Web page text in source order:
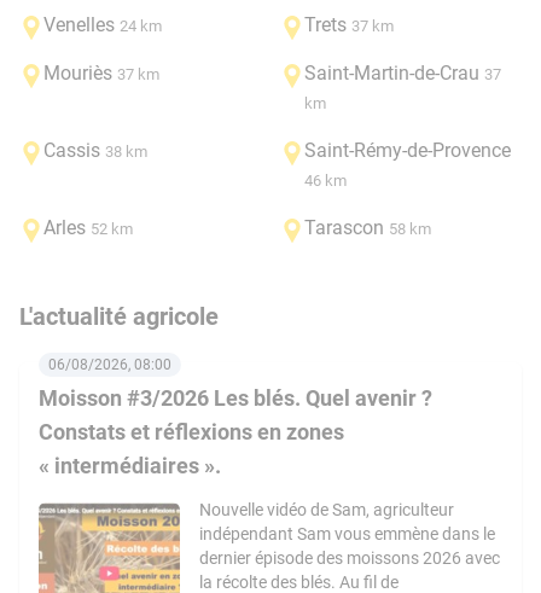
Venelles 24 km Trets 37 km
Mouriès 37 km Saint-Martin-de-Crau 37
km
Cassis 38 km Saint-Rémy-de-Provence
46 km
Arles 52 km Tarascon 58 km
L'actualité agricole
Moisson #3/2026 Les blés. Quel avenir ?
Constats et réflexions en zones
« intermédiaires ».
06/08/2026, 08:00
Nouvelle vidéo de Sam, agriculteur
indépendant Sam vous emmène dans le
dernier épisode des moissons 2026 avec
la récolte des blés. Au fil de